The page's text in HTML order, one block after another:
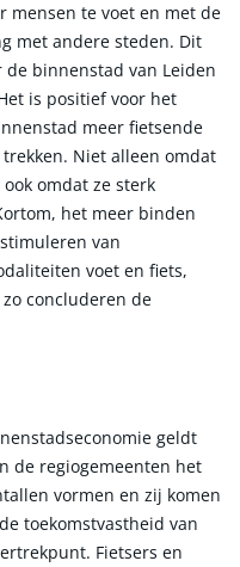
mensen te voet en met de
met andere steden. Dit
binnenstad van Leiden
is positief voor het
meer fietsende
Niet alleen omdat
omdat ze sterk
het meer binden
van
voet en fiets,
concluderen de
geldt
de regiogemeenten het
vormen en zij komen
toekomstvastheid van
Fietsers en